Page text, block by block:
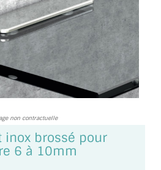
M2
UTILISATION
non contractuelle
inox brossé pour
6 à 10mm